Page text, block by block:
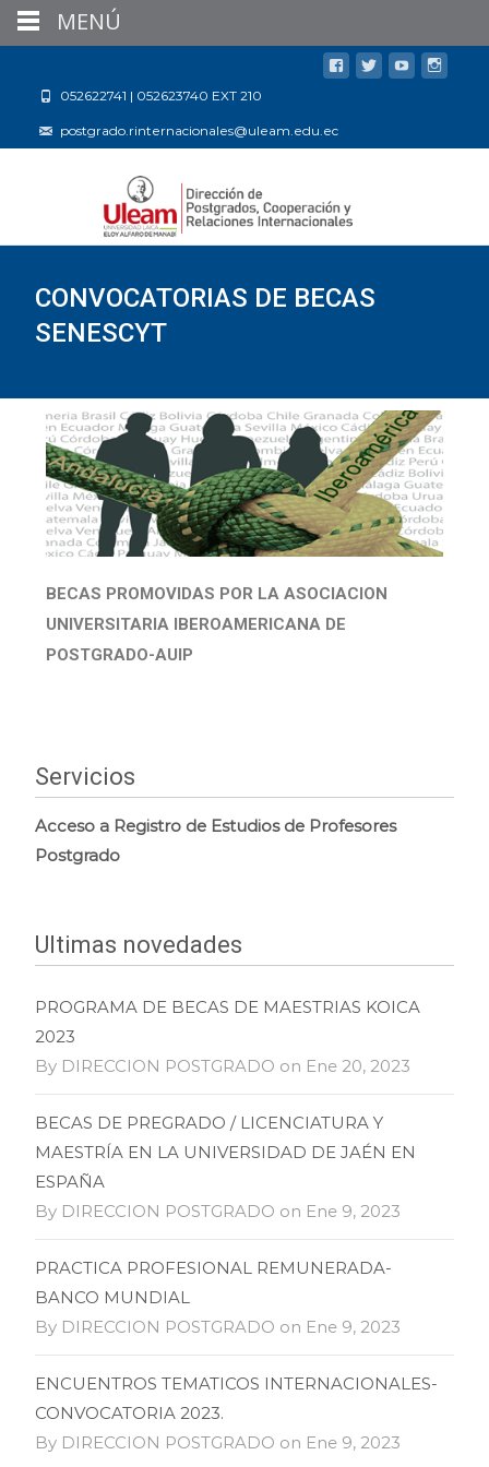
052622741 | 052623740 EXT 210
postgrado.rinternacionales@uleam.edu.ec
CONVOCATORIAS DE BECAS
SENESCYT
BECAS PROMOVIDAS POR LA ASOCIACION
UNIVERSITARIA IBEROAMERICANA DE
POSTGRADO-AUIP
Servicios
Acceso a Registro de Estudios de Profesores
Postgrado
Ultimas novedades
PROGRAMA DE BECAS DE MAESTRIAS KOICA
2023
By DIRECCION POSTGRADO on Ene 20, 2023
BECAS DE PREGRADO / LICENCIATURA Y
MAESTRÍA EN LA UNIVERSIDAD DE JAÉN EN
ESPAÑA
By DIRECCION POSTGRADO on Ene 9, 2023
PRACTICA PROFESIONAL REMUNERADA-
BANCO MUNDIAL
By DIRECCION POSTGRADO on Ene 9, 2023
ENCUENTROS TEMATICOS INTERNACIONALES-
CONVOCATORIA 2023.
By DIRECCION POSTGRADO on Ene 9, 2023
MENÚ